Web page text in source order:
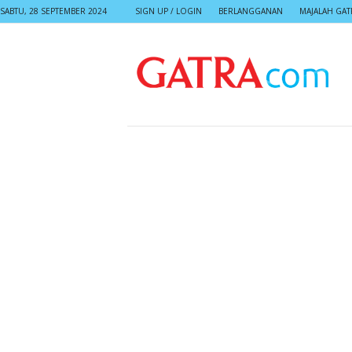
SABTU, 28 SEPTEMBER 2024 SIGN UP / LOGIN BERLANGGANAN MAJALAH